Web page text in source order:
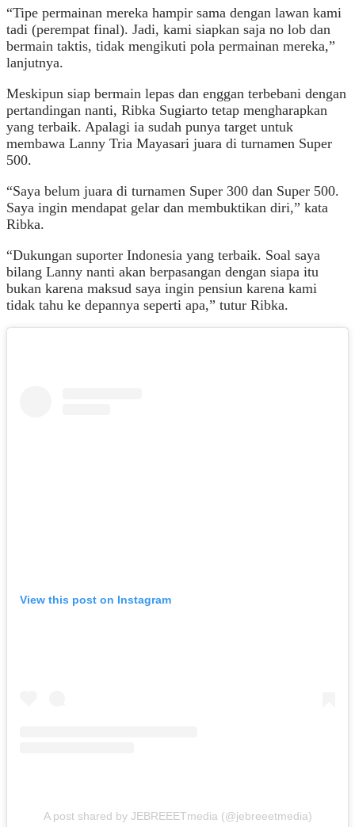
“Tipe permainan mereka hampir sama dengan lawan kami
tadi (perempat final). Jadi, kami siapkan saja no lob dan
bermain taktis, tidak mengikuti pola permainan mereka,”
lanjutnya.
Meskipun siap bermain lepas dan enggan terbebani dengan
pertandingan nanti, Ribka Sugiarto tetap mengharapkan
yang terbaik. Apalagi ia sudah punya target untuk
membawa Lanny Tria Mayasari juara di turnamen Super
500.
“Saya belum juara di turnamen Super 300 dan Super 500.
Saya ingin mendapat gelar dan membuktikan diri,” kata
Ribka.
“Dukungan suporter Indonesia yang terbaik. Soal saya
bilang Lanny nanti akan berpasangan dengan siapa itu
bukan karena maksud saya ingin pensiun karena kami
tidak tahu ke depannya seperti apa,” tutur Ribka.
View this post on Instagram
A post shared by JEBREEETmedia (@jebreeetmedia)